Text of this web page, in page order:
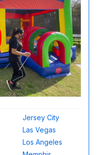
Jersey City
Las Vegas
Los Angeles